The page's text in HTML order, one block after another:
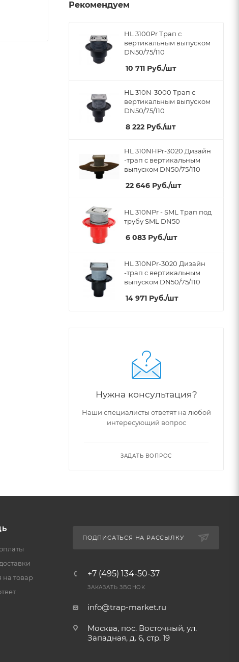
Рекомендуем
HL 3100Pr Трап с
вертикальным выпуском
DN50/75/110
10 711 Руб./шт
HL 310N-3000 Трап с
вертикальным выпуском
DN50/75/110
8 222 Руб./шт
HL 310NHPr-3020 Дизайн
-трап с вертикальным
выпуском DN50/75/110
22 646 Руб./шт
HL 310NPr - SML Трап под
трубу SML DN50
6 083 Руб./шт
HL 310NPr-3020 Дизайн
-трап с вертикальным
выпуском DN50/75/110
14 971 Руб./шт
Нужна консультация?
Наши специалисты ответят на любой
интересующий вопрос
ЗАДАТЬ ВОПРОС
на товар
ПОДПИСАТЬСЯ НА РАССЫЛКУ
+7 (495) 134-50-37
ЗАКАЗАТЬ ЗВОНОК
info@trap-market.ru
Москва, пос. Восточный, ул.
Западная, д. 6, стр. 19